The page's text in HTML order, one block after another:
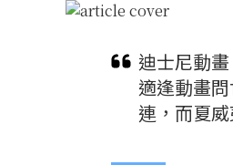
迪士尼動
適逢動畫
連，而夏